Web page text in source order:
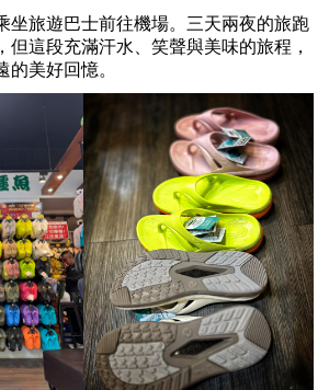
坐旅遊巴士前往機場。三天兩夜的旅跑
但這段充滿汗水、笑聲與美味的旅程，
的美好回憶。